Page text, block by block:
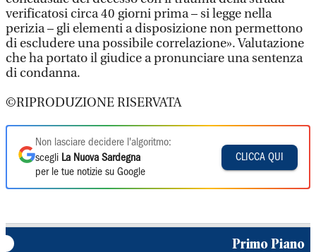
verificatosi circa 40 giorni prima – si legge nella
perizia – gli elementi a disposizione non permettono
di escludere una possibile correlazione». Valutazione
che ha portato il giudice a pronunciare una sentenza
di condanna.
©RIPRODUZIONE RISERVATA
Non lasciare decidere l'algoritmo:
scegli La Nuova Sardegna
per le tue notizie su Google
CLICCA QUI
Primo Piano